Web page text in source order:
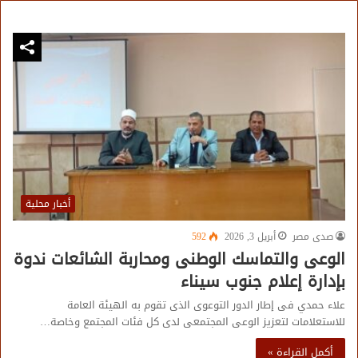
أخبار محلية
صدى مصر
أبريل 3, 2026 592
الوعى والتماسك الوطنى ومحاربة الشائعات ندوة
بإدارة إعلام جنوب سيناء
علاء حمدي فى إطار الدور التوعوى الذى تقوم به الهيئة العامة
للاستعلامات لتعزيز الوعى المجتمعى لدى كل فئات المجتمع وخاصة…
أكمل القراءة »